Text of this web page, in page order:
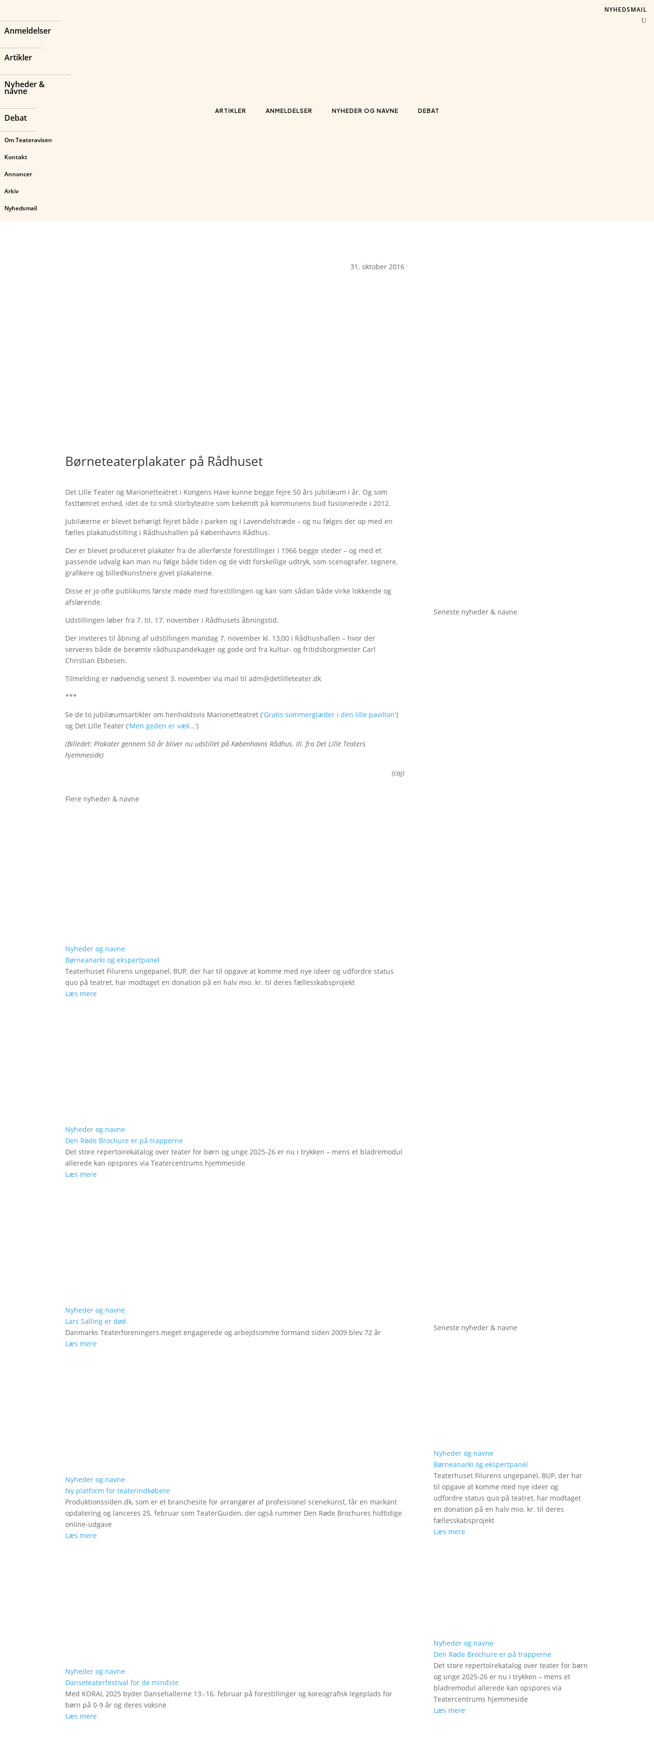
Anmeldelser
Artikler
Nyheder &
navne
Debat
Om Teateravisen
Kontakt
Annoncer
Arkiv
Nyhedsmail
ARTIKLER ANMELDELSER NYHEDER OG NAVNE DEBAT
NYHEDSMAIL
31. oktober 2016
Børneteaterplakater på Rådhuset
Det Lille Teater og Marionetteatret i Kongens Have kunne begge fejre 50 års jubilæum i år. Og som
fasttømret enhed, idet de to små storbyteatre som bekendt på kommunens bud fusionerede i 2012.
Jubilæerne er blevet behørigt fejret både i parken og i Lavendelstræde – og nu følges der op med en
fælles plakatudstilling i Rådhushallen på Københavns Rådhus.
Der er blevet produceret plakater fra de allerførste forestillinger i 1966 begge steder – og med et
passende udvalg kan man nu følge både tiden og de vidt forskellige udtryk, som scenografer, tegnere,
grafikere og billedkunstnere givet plakaterne.
Disse er jo ofte publikums første møde med forestillingen og kan som sådan både virke lokkende og
afslørende.
Udstillingen løber fra 7. til. 17. november i Rådhusets åbningstid.
Der inviteres til åbning af udstillingen mandag 7. november kl. 13,00 i Rådhushallen – hvor der
serveres både de berømte rådhuspandekager og gode ord fra kultur- og fritidsborgmester Carl
Christian Ebbesen.
Tilmelding er nødvendig senest 3. november via mail til adm@detlilleteater.dk
***
Se de to jubilæumsartikler om henholdsvis Marionetteatret ('Gratis sommerglæder i den lille pavillon')
og Det Lille Teater ('Men geden er væk…')
(Billedet: Plakater gennem 50 år bliver nu udstillet på Københavns Rådhus. Ill. fra Det Lille Teaters
hjemmeside)
(caj)
Flere nyheder & navne
Nyheder og navne
Børneanarki og ekspertpanel
Teaterhuset Filurens ungepanel, BUP, der har til opgave at komme med nye ideer og udfordre status
quo på teatret, har modtaget en donation på en halv mio. kr. til deres fællesskabsprojekt
Læs mere
Nyheder og navne
Den Røde Brochure er på trapperne
Det store repertoirekatalog over teater for børn og unge 2025-26 er nu i trykken – mens et bladremodul
allerede kan opspores via Teatercentrums hjemmeside
Læs mere
Nyheder og navne
Lars Salling er død
Danmarks Teaterforeningers meget engagerede og arbejdsomme formand siden 2009 blev 72 år
Læs mere
Nyheder og navne
Ny platform for teaterindkøbere
Produktionssiden.dk, som er et branchesite for arrangører af professionel scenekunst, får en markant
opdatering og lanceres 25. februar som TeaterGuiden, der også rummer Den Røde Brochures hidtidige
online-udgave
Læs mere
Nyheder og navne
Danseteaterfestival for de mindste
Med KORAL 2025 byder Dansehallerne 13.-16. februar på forestillinger og koreografisk legeplads for
børn på 0-9 år og deres voksne
Læs mere
Seneste nyheder & navne
Seneste nyheder & navne
Nyheder og navne
Børneanarki og ekspertpanel
Teaterhuset Filurens ungepanel, BUP, der har
til opgave at komme med nye ideer og
udfordre status quo på teatret, har modtaget
en donation på en halv mio. kr. til deres
fællesskabsprojekt
Læs mere
Nyheder og navne
Den Røde Brochure er på trapperne
Det store repertoirekatalog over teater for børn
og unge 2025-26 er nu i trykken – mens et
bladremodul allerede kan opspores via
Teatercentrums hjemmeside
Læs mere